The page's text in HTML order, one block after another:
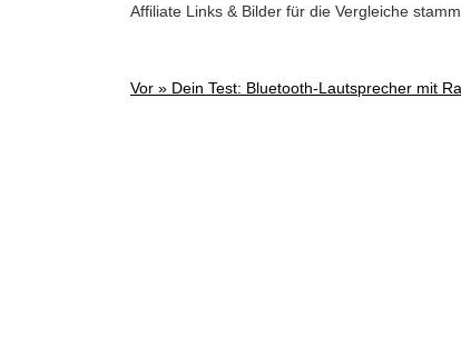
Affiliate Links & Bilder für die Vergleiche
Post
Vor » Dein Test: Bluetooth-Lautsprecher mit